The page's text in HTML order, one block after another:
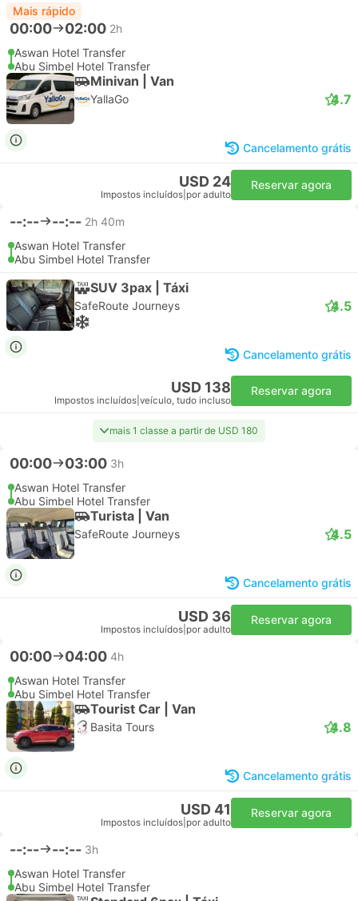
Mais rápido
00:00 02:00 2h
Aswan Hotel Transfer
Abu Simbel Hotel Transfer
Minivan | Van
YallaGo 4.7
Cancelamento grátis
USD 24
Impostos incluídos por adulto
Reservar agora
--:-- --:-- 2h 40m
Aswan Hotel Transfer
Abu Simbel Hotel Transfer
SUV 3pax | Táxi
SafeRoute Journeys 4.5
Cancelamento grátis
USD 138
Impostos incluídos veículo, tudo incluso
Reservar agora
mais 1 classe a partir de USD 180
00:00 03:00 3h
Aswan Hotel Transfer
Abu Simbel Hotel Transfer
Turista | Van
SafeRoute Journeys 4.5
Cancelamento grátis
USD 36
Impostos incluídos por adulto
Reservar agora
00:00 04:00 4h
Aswan Hotel Transfer
Abu Simbel Hotel Transfer
Tourist Car | Van
Basita Tours 4.8
Cancelamento grátis
USD 41
Impostos incluídos por adulto
Reservar agora
--:-- --:-- 3h
Aswan Hotel Transfer
Abu Simbel Hotel Transfer